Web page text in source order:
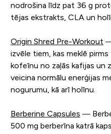
nodrošina līdz pat 36 g
tējas ekstrakts, CLA un
Origin Shred Pre-Workout
izvēle tiem, kas meklē
kofeīnu no zaļās kafijas un
veicina normālu enerģijas
nogurumu, kā arī holīnu.
Berberine Capsules —
500 mg berberīna katrā